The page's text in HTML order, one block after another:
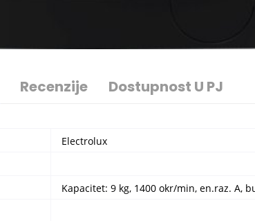
Recenzije Dostupnost U PJ
Electrolux
Kapacitet: 9 kg, 1400 okr/min, en.raz. A,